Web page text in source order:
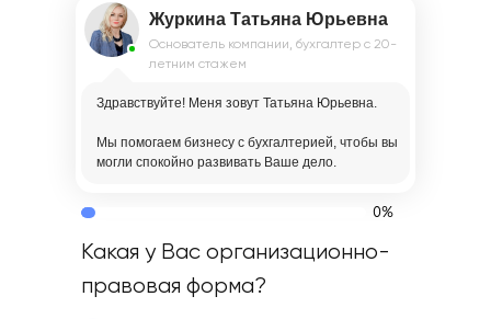
Какая у Вас организационно-
правовая форма?
0%
Журкина Татьяна Юрьевна
Основатель компании, бухгалтер с 20-
летним стажем
Здравствуйте! Меня зовут Татьяна Юрьевна.
Мы помогаем бизнесу с бухгалтерией, чтобы вы
могли спокойно развивать Ваше дело.